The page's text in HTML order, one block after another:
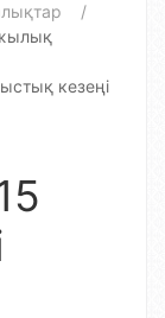
кезеңі